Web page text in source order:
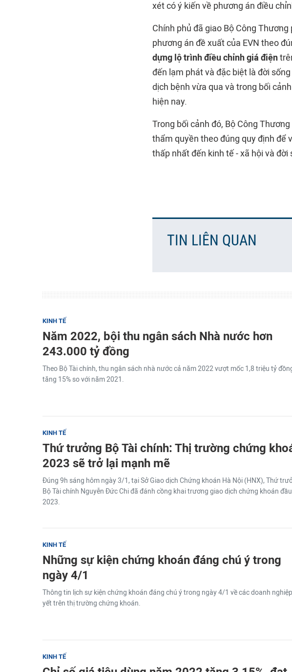
xét có ý kiến về phương án điều
Chính phủ đã giao Bộ Công
phương án đề xuất của EVN theo
dựng lộ trình điều chỉnh giá điện
đến lạm phát và đặc biệt là đời
dịch bệnh vừa qua và trong bối
hiện nay.
Trong bối cảnh đó, Bộ Công
thẩm quyền theo đúng quy định để
thấp nhất đến kinh tế - xã hội và
TIN LIÊN QUAN
KINH TẾ
Năm 2022, bội thu ngân sách Nhà nước hơn
243.000 tỷ đồng
Theo Bộ Tài chính, thu ngân sách nhà nước cả năm 2022 vượt mốc 1,8 triệu tỷ
tăng 15% so với năm 2021.
KINH TẾ
Thứ trưởng Bộ Tài chính: Thị trường chứng
2023 sẽ trở lại mạnh mẽ
Đúng 9h sáng hôm ngày 3/1, tại Sở Giao dịch Chứng khoán Hà Nội (HNX), Thứ
Bộ Tài chính Nguyễn Đức Chi đã đánh cồng khai trương giao dịch chứng khoán
2023.
KINH TẾ
Những sự kiện chứng khoán đáng chú ý trong
ngày 4/1
Thông tin lịch sự kiện chứng khoán đáng chú ý trong ngày 4/1 về các doanh
yết trên thị trường chứng khoán.
KINH TẾ